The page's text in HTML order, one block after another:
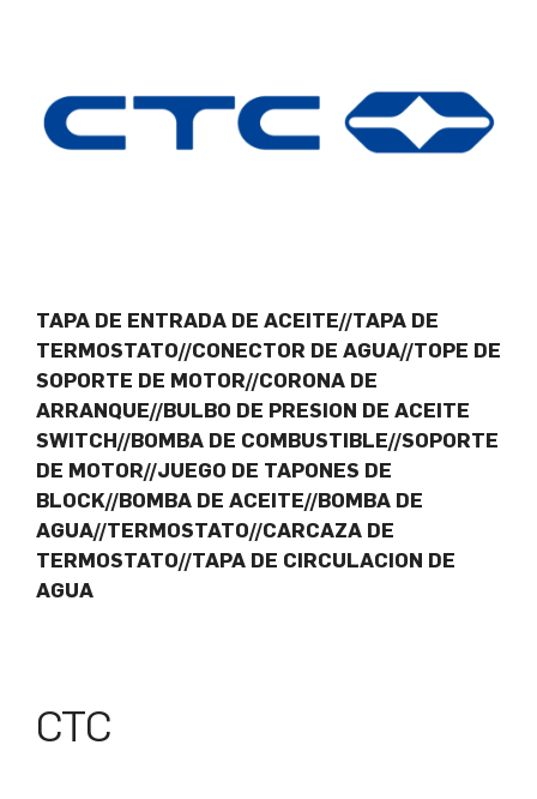
TAPA DE ENTRADA DE ACEITE//TAPA DE
TERMOSTATO//CONECTOR DE AGUA//TOPE DE
SOPORTE DE MOTOR//CORONA DE
ARRANQUE//BULBO DE PRESION DE ACEITE
SWITCH//BOMBA DE COMBUSTIBLE//SOPORTE
DE MOTOR//JUEGO DE TAPONES DE
BLOCK//BOMBA DE ACEITE//BOMBA DE
AGUA//TERMOSTATO//CARCAZA DE
TERMOSTATO//TAPA DE CIRCULACION DE
AGUA
CTC